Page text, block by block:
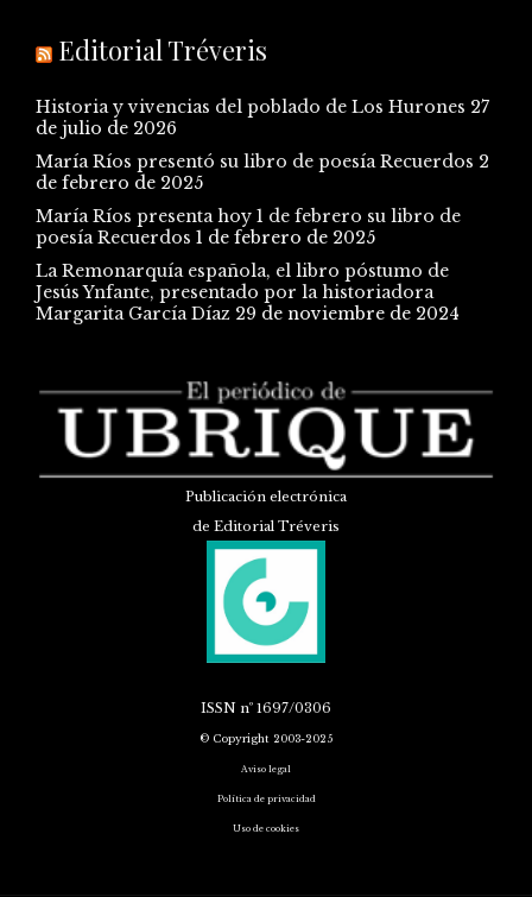
Editorial Tréveris
Historia y vivencias del poblado de Los Hurones 27
de julio de 2026
María Ríos presentó su libro de poesía Recuerdos 2
de febrero de 2025
María Ríos presenta hoy 1 de febrero su libro de
poesía Recuerdos 1 de febrero de 2025
La Remonarquía española, el libro póstumo de
Jesús Ynfante, presentado por la historiadora
Margarita García Díaz 29 de noviembre de 2024
Publicación electrónica
de Editorial Tréveris
ISSN nº 1697/0306
© Copyright 2003-2025
Aviso legal
Política de privacidad
Uso de cookies